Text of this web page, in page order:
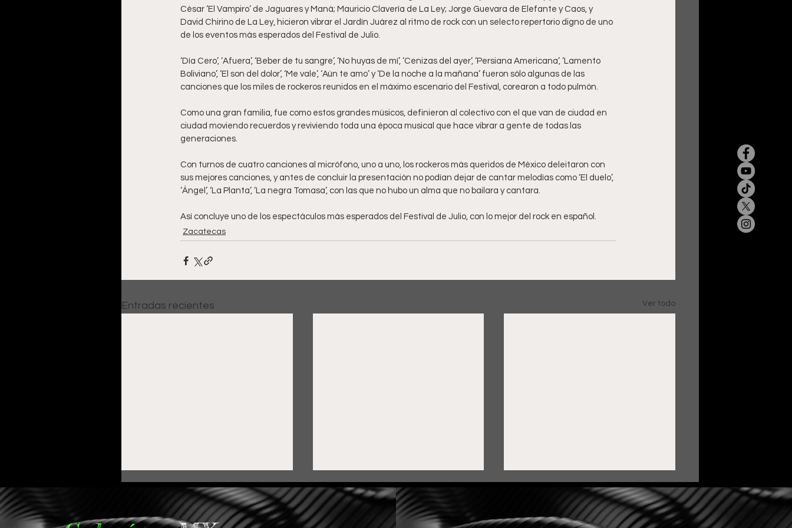
César ‘El Vampiro’ de Jaguares y Maná; Mauricio Clavería de La Ley; Jorge Guevara de Elefante y Caos, y
David Chirino de La Ley, hicieron vibrar el Jardín Juárez al ritmo de rock con un selecto repertorio digno de uno
de los eventos más esperados del Festival de Julio.
‘Día Cero’, ‘Afuera’, ‘Beber de tu sangre’, ‘No huyas de mí’, ‘Cenizas del ayer’, ‘Persiana Americana’, ‘Lamento
Boliviano’, ‘El son del dolor’, ‘Me vale’, ‘Aún te amo’ y ‘De la noche a la mañana’ fueron sólo algunas de las
canciones que los miles de rockeros reunidos en el máximo escenario del Festival, corearon a todo pulmón.
Como una gran familia, fue como estos grandes músicos, definieron al colectivo con el que van de ciudad en
ciudad moviendo recuerdos y reviviendo toda una época musical que hace vibrar a gente de todas las
generaciones.
Con turnos de cuatro canciones al micrófono, uno a uno, los rockeros más queridos de México deleitaron con
sus mejores canciones, y antes de concluir la presentación no podían dejar de cantar melodías como ‘El duelo’,
‘Ángel’, ‘La Planta’, ‘La negra Tomasa’, con las que no hubo un alma que no bailara y cantara.
Así concluye uno de los espectáculos más esperados del Festival de Julio, con lo mejor del rock en español.
Zacatecas
Entradas recientes Ver todo